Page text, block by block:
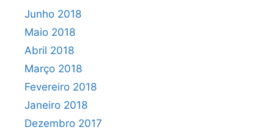
Junho 2018
Maio 2018
Abril 2018
Março 2018
Fevereiro 2018
Janeiro 2018
Dezembro 2017